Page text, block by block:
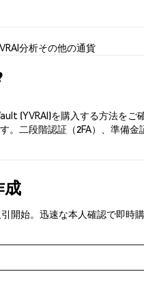
分析その他の通貨
(YVRAI)を購入する方法を
。二段階認証（2FA）、準備
成
開始。迅速な本人確認で即